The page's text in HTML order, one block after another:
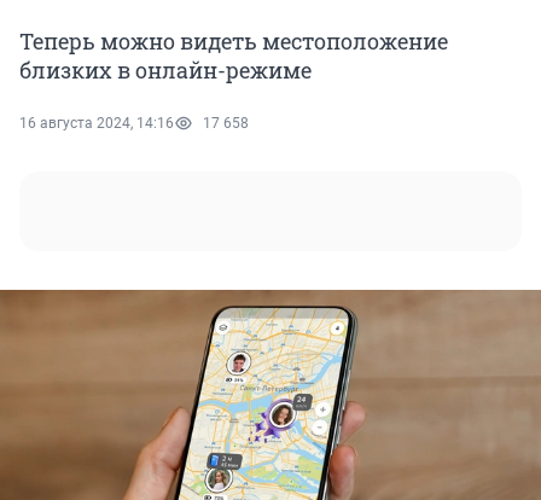
Теперь можно видеть местоположение
близких в онлайн-режиме
16 августа 2024, 14:16 17 658